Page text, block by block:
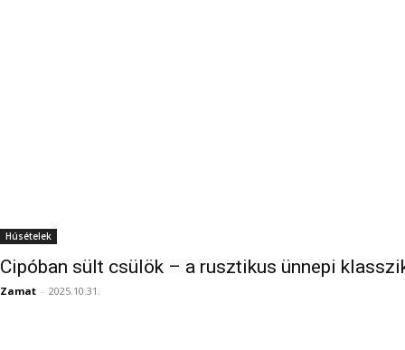
Húsételek
Cipóban sült csülök – a rusztikus ünnepi
Zamat - 2025.10.31.